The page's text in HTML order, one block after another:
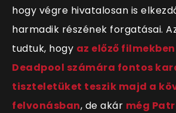
hogy végre hivatalosan is
harmadik részének forgatásai.
tudtuk, hogy az előző
Deadpool számára fontos
tiszteletüket teszik majd a
felvonásban, de akár még